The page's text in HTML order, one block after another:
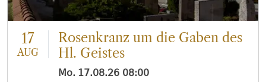
17
AUG
Rosenkranz um die Gaben des
Hl. Geistes
Mo. 17.08.26 08:00